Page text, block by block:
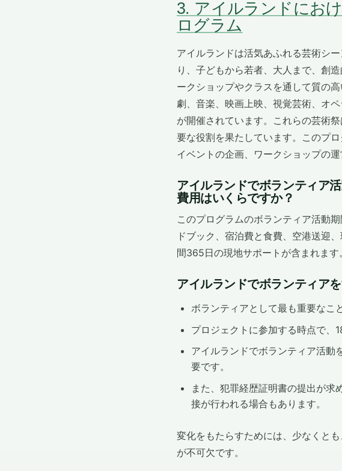
3. アイルランドにお
ログラム
アイルランドは活気あふれる芸術シ
り、子どもから若者、大人まで、創造
ークショップやクラスを通して質の
劇、音楽、映画上映、視覚芸術、オ
が開催されています。これらの芸術
要な役割を果たしています。このプ
イベントの企画、ワークショップの
アイルランドでボランティア
費用はいくらですか？
このプログラムのボランティア活動
ドブック、宿泊費と食費、空港送迎
間365日の現地サポートが含まれます。
アイルランドでボランティア
ボランティアとして最も重要なこ
プロジェクトに参加する時点で、
アイルランドでボランティア活動
要です。
また、犯罪経歴証明書の提出が求
接が行われる場合もあります。
変化をもたらすためには、少なくと
が不可欠です。